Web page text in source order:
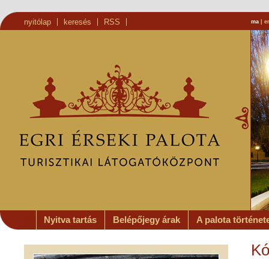
nyitólap keresés RSS ma
Nyitva tartás Belépőjegy árak A palota